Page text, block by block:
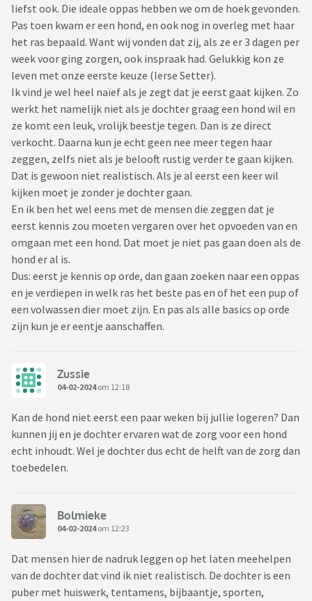
liefst ook. Die ideale oppas hebben we om de hoek gevonden.
Pas toen kwam er een hond, en ook nog in overleg met haar
het ras bepaald. Want wij vonden dat zij, als ze er 3 dagen per
week voor ging zorgen, ook inspraak had. Gelukkig kon ze
leven met onze eerste keuze (Ierse Setter).
Ik vind je wel heel naïef als je zegt dat je eerst gaat kijken. Zo
werkt het namelijk niet als je dochter graag een hond wil en
ze komt een leuk, vrolijk beestje tegen. Dan is ze direct
verkocht. Daarna kun je echt geen nee meer tegen haar
zeggen, zelfs niet als je belooft rustig verder te gaan kijken.
Dat is gewoon niet realistisch. Als je al eerst een keer wil
kijken moet je zonder je dochter gaan.
En ik ben het wel eens met de mensen die zeggen dat je
eerst kennis zou moeten vergaren over het opvoeden van en
omgaan met een hond. Dat moet je niet pas gaan doen als de
hond er al is.
Dus: eerst je kennis op orde, dan gaan zoeken naar een oppas
en je verdiepen in welk ras het beste pas en of het een pup of
een volwassen dier moet zijn. En pas als alle basics op orde
zijn kun je er eentje aanschaffen.
Zussie
04-02-2024om 12:18
Kan de hond niet eerst een paar weken bij jullie logeren? Dan
kunnen jij en je dochter ervaren wat de zorg voor een hond
echt inhoudt. Wel je dochter dus echt de helft van de zorg dan
toebedelen.
Bolmieke
04-02-2024om 12:23
Dat mensen hier de nadruk leggen op het laten meehelpen
van de dochter dat vind ik niet realistisch. De dochter is een
puber met huiswerk, tentamens, bijbaantje, sporten,